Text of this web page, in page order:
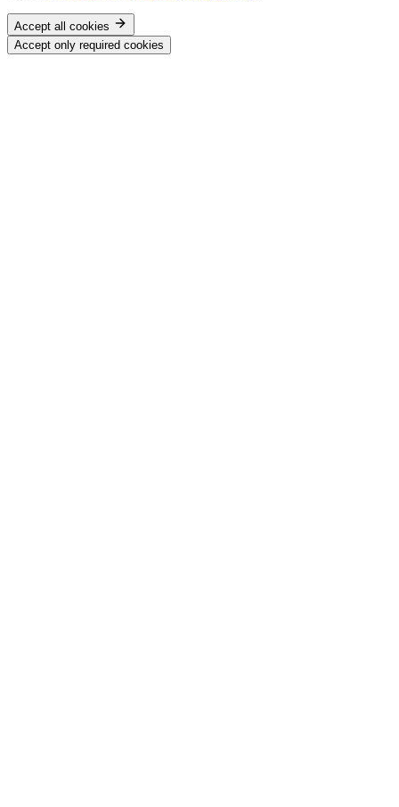
Accept all cookies
Accept only required cookies